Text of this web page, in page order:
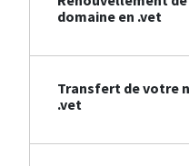
domaine en .vet
Transfert de votre
.vet